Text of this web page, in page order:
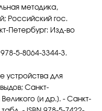
методика,
Российский гос.
Петербург: Изд-во
5-8064-3344-3.
устройства для
Санкт-
[и др.]. - Санкт-